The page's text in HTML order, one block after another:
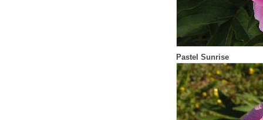
Pastel Sunrise